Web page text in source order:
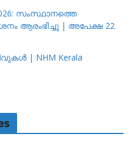
2026: സംസ്ഥാനത്തെ
ആരംഭിച്ചു | അപേക്ഷ 22
| NHM Kerala